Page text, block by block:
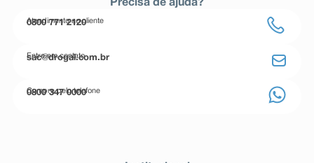
Precisa de ajuda?
Atendimento ao cliente
0800 771 2120
Entre em contato
sac@drogal.com.br
Compre pelo telefone
0800 347 0000